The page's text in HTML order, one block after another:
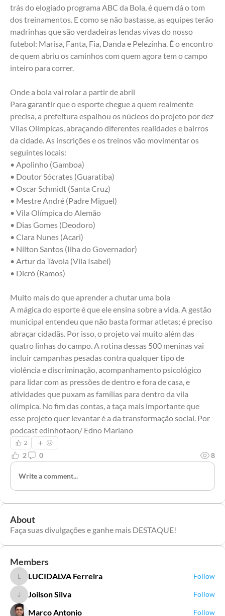
trás do elogiado programa ABC da Bola, é quem dá o tom
dos treinamentos. E como se não bastasse, as equipes terão
madrinhas que são verdadeiras lendas vivas do nosso
futebol: Marisa, Fanta, Fia, Danda e Pelezinha. É o encontro
de quem abriu os caminhos com quem agora tem o campo
inteiro para correr.
Onde a bola vai rolar a partir de abril
Para garantir que o esporte chegue a quem realmente
precisa, a prefeitura espalhou os núcleos do projeto por dez
Vilas Olímpicas, abraçando diferentes realidades e bairros
da cidade. As inscrições e os treinos vão movimentar os
seguintes locais:
• Apolinho (Gamboa)
• Doutor Sócrates (Guaratiba)
• Oscar Schmidt (Santa Cruz)
• Mestre André (Padre Miguel)
• Vila Olímpica do Alemão
• Dias Gomes (Deodoro)
• Clara Nunes (Acari)
• Nilton Santos (Ilha do Governador)
• Artur da Távola (Vila Isabel)
• Dicró (Ramos)
Muito mais do que aprender a chutar uma bola
A mágica do esporte é que ele ensina sobre a vida. A gestão
municipal entendeu que não basta formar atletas; é preciso
abraçar cidadãs. Por isso, o projeto vai muito além das
quatro linhas do campo. A rotina dessas 500 meninas vai
incluir campanhas pesadas contra qualquer tipo de
violência e discriminação, acompanhamento psicológico
para lidar com as pressões de dentro e fora de casa, e
atividades que puxam as famílias para dentro da vila
olímpica. No fim das contas, a taça mais importante que
esse projeto quer levantar é a da transformação social. Por
podcast edinhotaon/ Edno Mariano
2
2 0 8
Write a comment...
About
Faça suas divulgações e ganhe mais DESTAQUE!
Members
LUCIDALVA Ferreira
LUCIDALVA Ferreira Follow
Joilson Silva
Joilson Silva Follow
Marco Antonio Follow